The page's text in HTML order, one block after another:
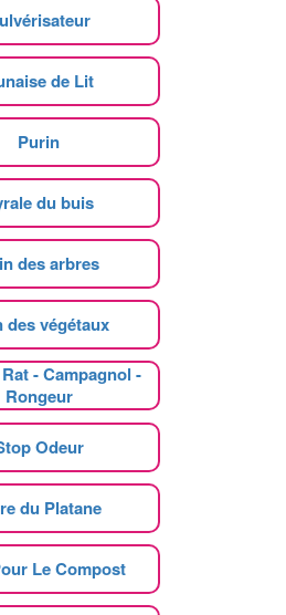
de Lit
Purin
du buis
des arbres
des végétaux
- Campagnol -
Rongeur
Odeur
du Platane
Le Compost